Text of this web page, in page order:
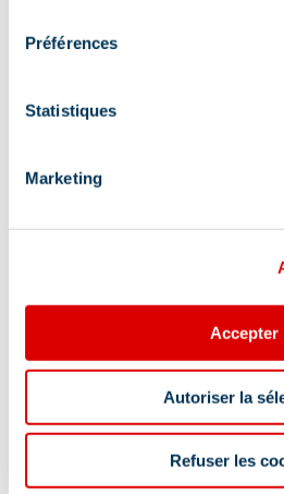
Préférences
Statistiques
Marketing
Accepter
Autoriser la
Refuser les
pagination